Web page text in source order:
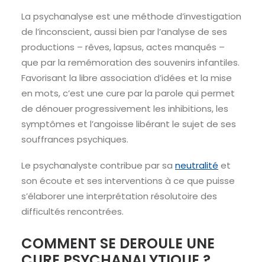
La psychanalyse est une méthode d’investigation
de l’inconscient, aussi bien par l’analyse de ses
productions – rêves, lapsus, actes manqués –
que par la remémoration des souvenirs infantiles.
Favorisant la libre association d’idées et la mise
en mots, c’est une cure par la parole qui permet
de dénouer progressivement les inhibitions, les
symptômes et l’angoisse libérant le sujet de ses
souffrances psychiques.
Le psychanalyste contribue par sa neutralité et
son écoute et ses interventions à ce que puisse
s’élaborer une interprétation résolutoire des
difficultés rencontrées.
COMMENT SE DEROULE UNE